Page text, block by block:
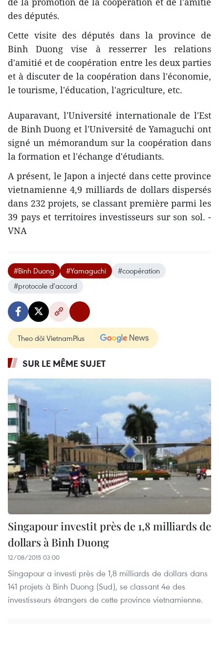
des députés.
Cette visite des députés dans la province de
Binh Duong vise à resserrer les relations
d'amitié et de coopération entre les deux parties
et à discuter de la coopération dans l'économie,
le tourisme, l'éducation, l'agriculture, etc.
Auparavant, l'Université internationale de l'Est
de Binh Duong et l'Université de Yamaguchi ont
signé un mémorandum sur la coopération dans
la formation et l'échange d'étudiants.
A présent, le Japon a injecté dans cette province
vietnamienne 4,9 milliards de dollars dispersés
dans 232 projets, se classant première parmi les
39 pays et territoires investisseurs sur son sol. -
VNA
#Binh Duong #Yamaguchi
#coopération
#protocole d'accord
Theo dõi VietnamPlus
SUR LE MÊME SUJET
Singapour investit près de 1,8 milliards de
dollars à Binh Duong
12/08/2015 03:00
Singapour a investi près de 1,8 milliards de dollars dans
141 projets à Binh Duong (Sud), se classant 4e ​des
investisseurs étrangers de cette province vietnamienne.